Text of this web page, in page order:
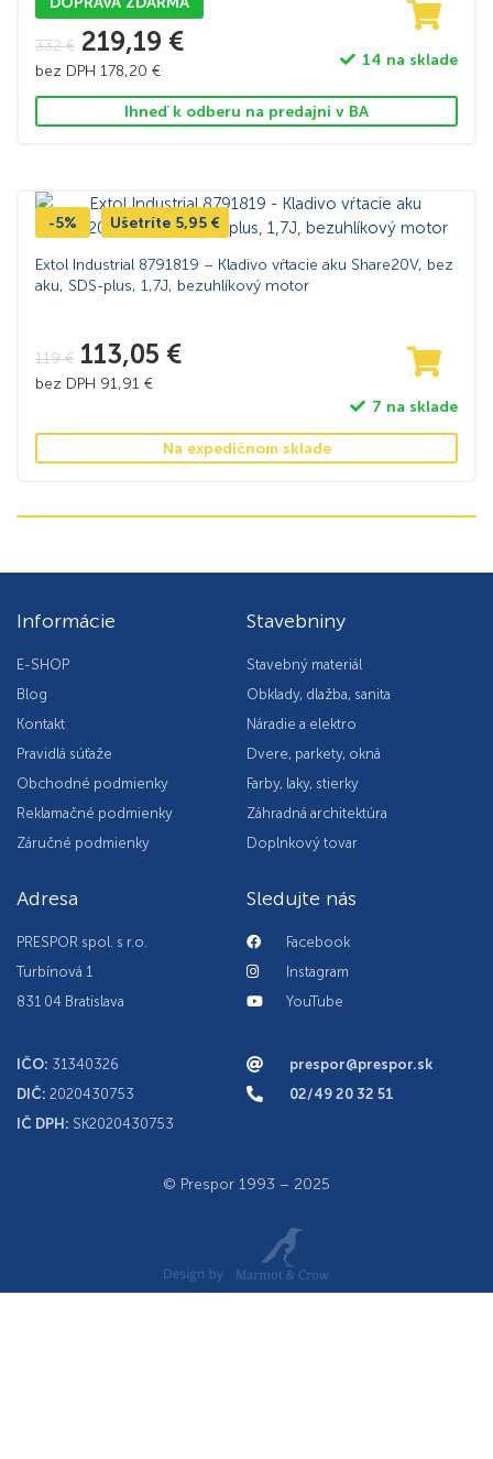
332€ 219,19 €
bez DPH 178,20 €
14 na sklade
Ihneď k odberu na predajni v BA
-5% Ušetríte 5,95 €
Extol Industrial 8791819 – Kladivo vŕtacie aku Share20V, bez
aku, SDS-plus, 1,7J, bezuhlíkový motor
119€ 113,05 €
bez DPH 91,91 €
7 na sklade
Na expedičnom sklade
Informácie
E-SHOP
Blog
Kontakt
Pravidlá súťaže
Obchodné podmienky
Reklamačné podmienky
Záručné podmienky
Stavebniny
Stavebný materiál
Obklady, dlažba, sanita
Náradie a elektro
Dvere, parkety, okná
Farby, laky, stierky
Záhradná architektúra
Doplnkový tovar
Adresa
PRESPOR spol. s r.o.
Turbínová 1
831 04 Bratislava
IČO: 31340326
DIČ: 2020430753
IČ DPH: SK2020430753
Sledujte nás
Facebook
Instagram
YouTube
prespor@prespor.sk
02/49 20 32 51
© Prespor 1993 – 2025